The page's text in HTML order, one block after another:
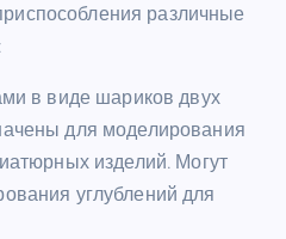
различные
в виде шариков двух
для моделирования
изделий. Могут
углублений для